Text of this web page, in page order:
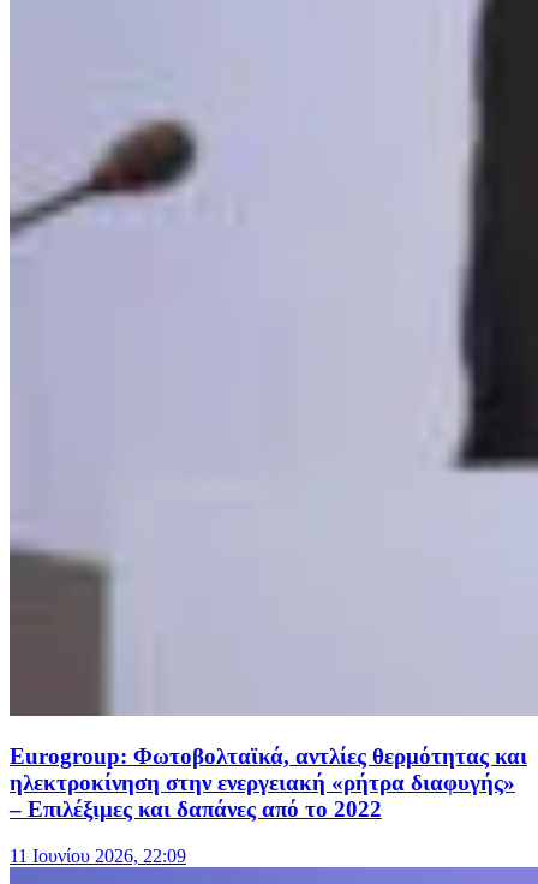
Eurogroup: Φωτοβολταϊκά, αντλίες θερμότητας και
ηλεκτροκίνηση στην ενεργειακή «ρήτρα διαφυγής»
– Επιλέξιμες και δαπάνες από το 2022
11 Ιουνίου 2026, 22:09